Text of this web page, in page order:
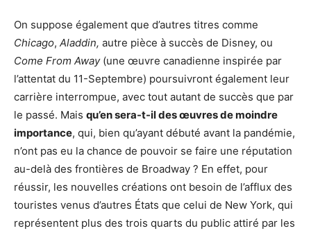
On suppose également que d’autres titres comme
Chicago, Aladdin, autre pièce à succès de Disney, ou
Come From Away(une œuvre canadienne inspirée par
l’attentat du 11-Septembre) poursuivront également leur
carrière interrompue, avec tout autant de succès que par
le passé. Mais qu’en sera-t-il des œuvres de moindre
importance, qui, bien qu’ayant débuté avant la pandémie,
n’ont pas eu la chance de pouvoir se faire une réputation
au-delà des frontières de Broadway ? En effet, pour
réussir, les nouvelles créations ont besoin de l’afflux des
touristes venus d’autres États que celui de New York, qui
représentent plus des trois quarts du public attiré par les